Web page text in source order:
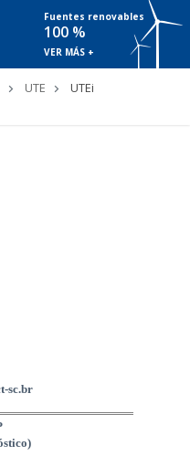
Fuentes renovables
100 %
VER MÁS +
UTE
UTEi